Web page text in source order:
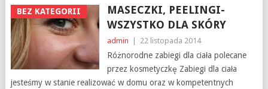
BEZ KATEGORII
MASECZKI, PEELINGI-
WSZYSTKO DLA SKÓRY
admin 22 listopada 2014
Różnorodne zabiegi dla ciała polecane
przez kosmetyczkę Zabiegi dla ciała
jesteśmy w stanie realizować w domu oraz w kompetentnych